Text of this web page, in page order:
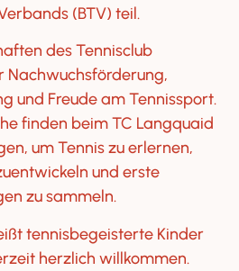
(BTV) teil.
des Tennisclub
Nachwuchsförderung,
und Freude am Tennissport.
finden beim TC Langquaid
um Tennis zu erlernen,
und erste
zu sammeln.
tennisbegeisterte Kinder
herzlich willkommen.